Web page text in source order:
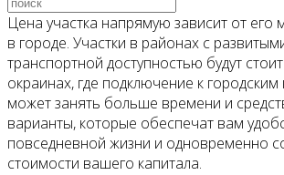
Цена участка напрямую зависит от его
в городе. Участки в районах с
транспортной доступностью будут
окраинах, где подключение к
может занять больше времени и
варианты, которые обеспечат вам
повседневной жизни и одновременно
стоимости вашего капитала.